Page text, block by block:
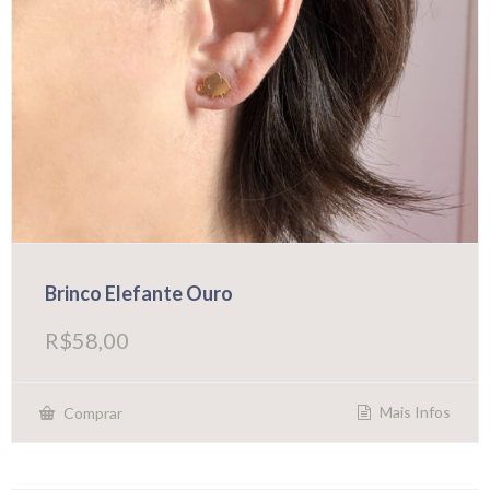
Brinco Elefante Ouro
R$58,00
Comprar Mais Infos